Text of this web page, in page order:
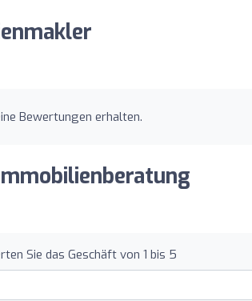
Bewertungen erhalten.
Sie das Geschäft von 1 bis 5